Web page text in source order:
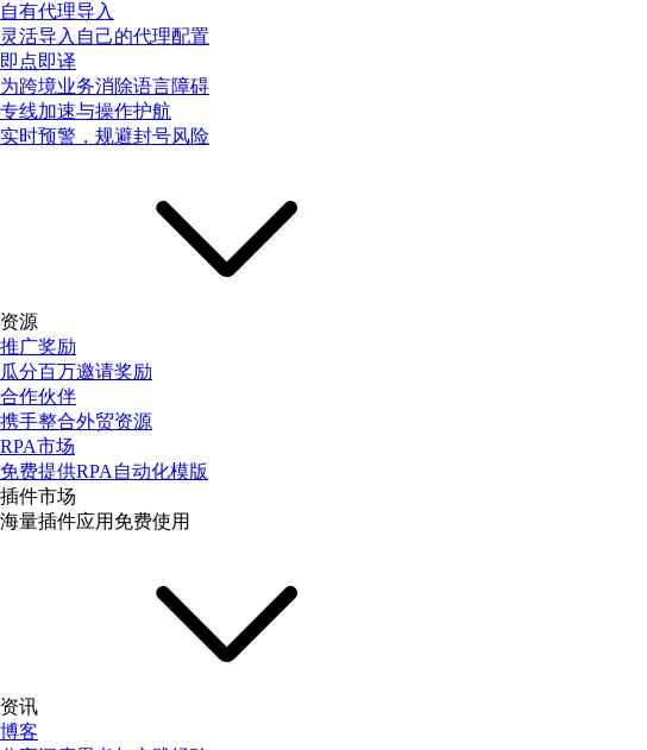
自有代理导入
灵活导入自己的代理配置
即点即译
为跨境业务消除语言障碍
专线加速与操作护航
实时预警，规避封号风险
资源
推广奖励
瓜分百万邀请奖励
合作伙伴
携手整合外贸资源
RPA市场
免费提供RPA自动化模版
插件市场
海量插件应用免费使用
资讯
博客